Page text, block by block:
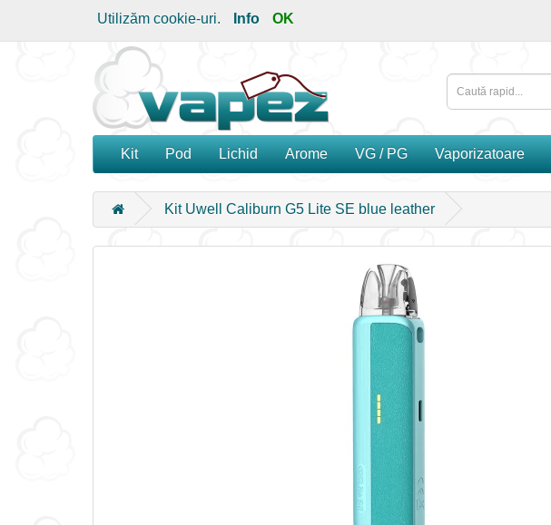
Utilizăm cookie-uri. Info OK
Kit Pod Lichid Arome VG / PG Vaporizatoare
Kit Uwell Caliburn G5 Lite SE blue leather